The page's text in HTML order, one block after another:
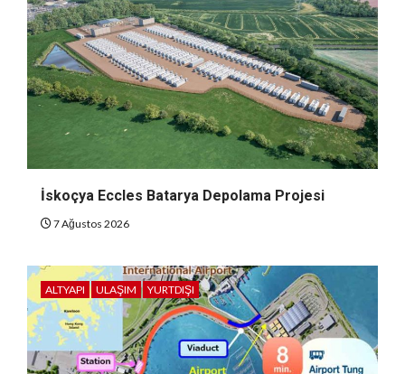
İskoçya Eccles Batarya Depolama Projesi
7 Ağustos 2026
ALTYAPI ULAŞIM YURTDIŞI